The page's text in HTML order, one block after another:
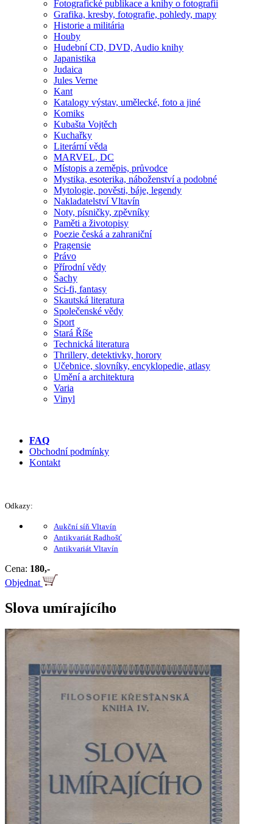
Fotografické publikace a knihy o fotografii
Grafika, kresby, fotografie, pohledy, mapy
Historie a militária
Houby
Hudební CD, DVD, Audio knihy
Japanistika
Judaica
Jules Verne
Kant
Katalogy výstav, umělecké, foto a jiné
Komiks
Kubašta Vojtěch
Kuchařky
Literární věda
MARVEL, DC
Místopis a zeměpis, průvodce
Mystika, esoterika, náboženství a podobné
Mytologie, pověsti, báje, legendy
Nakladatelství Vltavín
Noty, písničky, zpěvníky
Paměti a životopisy
Poezie česká a zahraniční
Pragensie
Právo
Přírodní vědy
Šachy
Sci-fi, fantasy
Skautská literatura
Společenské vědy
Sport
Stará Říše
Technická literatura
Thrillery, detektivky, horory
Učebnice, slovníky, encyklopedie, atlasy
Umění a architektura
Varia
Vinyl
FAQ
Obchodní podmínky
Kontakt
Odkazy:
Aukční síň Vltavín
Antikvariát Radhošť
Antikvariát Vltavín
Cena: 180,-
Objednat
Slova umírajícího